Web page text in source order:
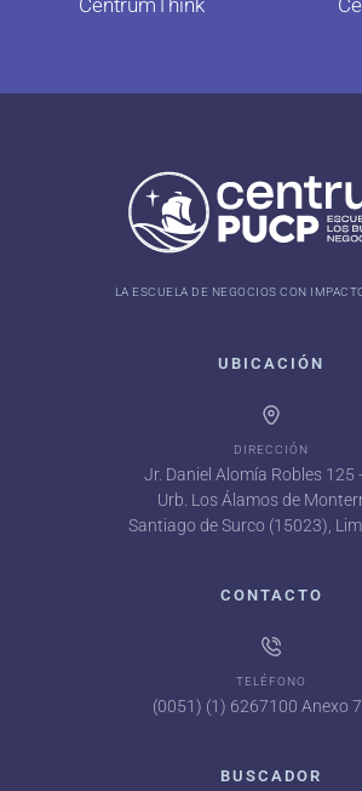
CentrumThink
LA ESCUELA DE NEGOCIOS CON
UBICACIÓN
DIRECCIÓN
Jr. Daniel Alomía Robles 125
Urb. Los Álamos de
Santiago de Surco (15023),
CONTACTO
TELÉFONO
(0051) (1) 6267100 Anexo
BUSCADOR